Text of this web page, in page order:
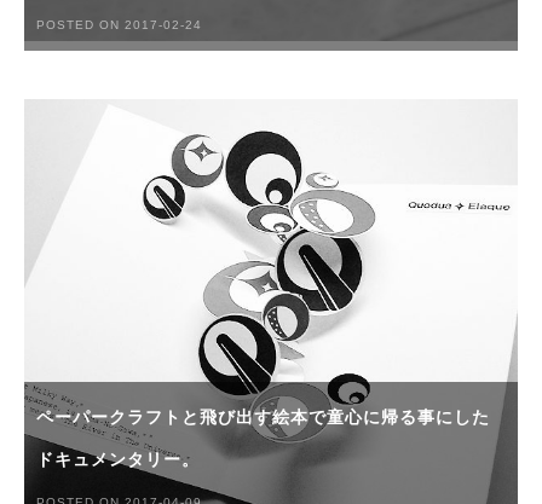
POSTED ON 2017-02-24
ペーパークラフトと飛び出す絵本で童心に帰る事にした
ドキュメンタリー。